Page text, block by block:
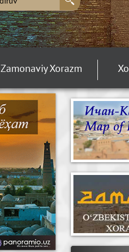
Zamonaviy Xorazm